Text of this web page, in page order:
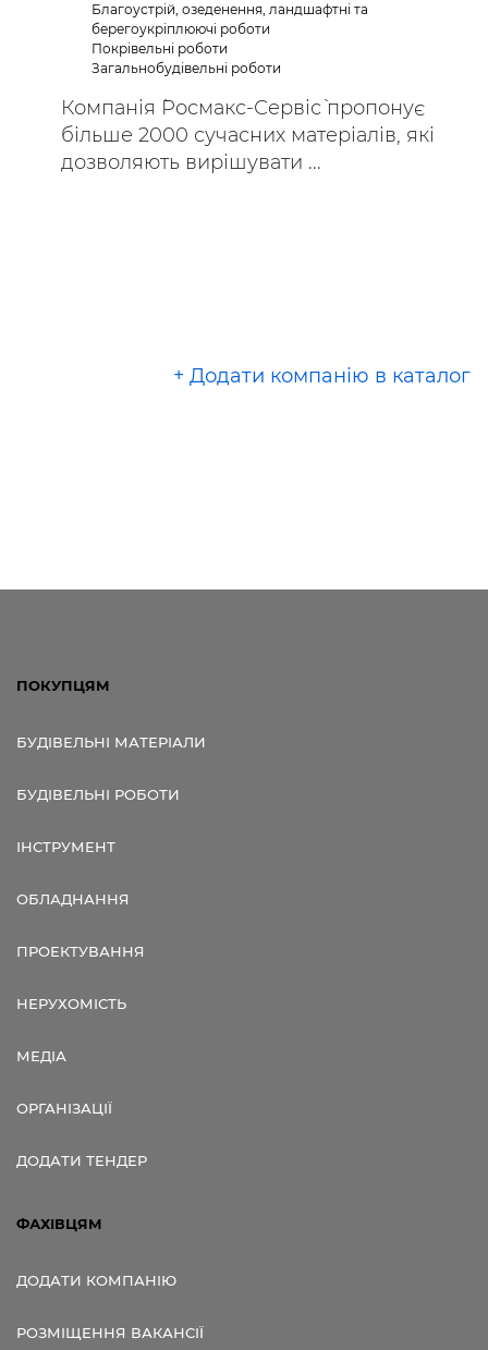
Благоустрій, озеденення, ландшафтні та
берегоукріплюючі роботи
Покрівельні роботи
Загальнобудівельні роботи
Компанія `Росмакс-Сервіс` пропонує
більше 2000 сучасних матеріалів, які
дозволяють вирішувати ...
+ Додати компанію в каталог
ПОКУПЦЯМ
БУДІВЕЛЬНІ МАТЕРІАЛИ
БУДІВЕЛЬНІ РОБОТИ
ІНСТРУМЕНТ
ОБЛАДНАННЯ
ПРОЕКТУВАННЯ
НЕРУХОМІСТЬ
МЕДІА
ОРГАНІЗАЦІЇ
ДОДАТИ ТЕНДЕР
ФАХІВЦЯМ
ДОДАТИ КОМПАНІЮ
РОЗМІЩЕННЯ ВАКАНСІЇ